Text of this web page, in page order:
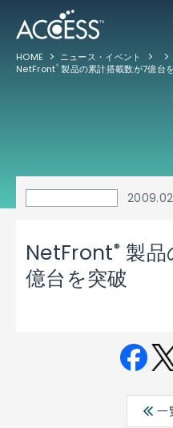
HOME
ニュース・イベント
NetFront®製品の累計搭載数が7億台を
NetFront® 製品
億台を突破
ebo ter
一